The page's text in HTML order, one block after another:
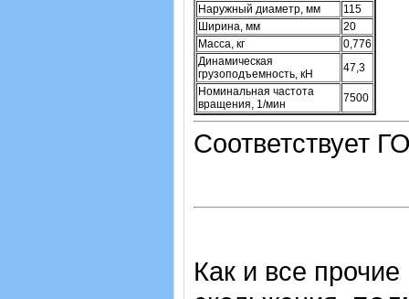
Наружный диаметр, мм
115
Ширина, мм
20
Масса, кг
0,776
Динамическая
грузоподъемность, кН
47,3
Номинальная частота
вращения, 1/мин
7500
Соответствует
Как и все